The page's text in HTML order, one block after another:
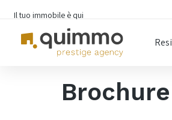
Il tuo immobile è qui